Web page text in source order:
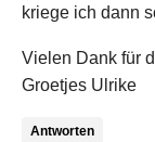
kriege ich dann
Vielen Dank für
Groetjes Ulrike
Antworten